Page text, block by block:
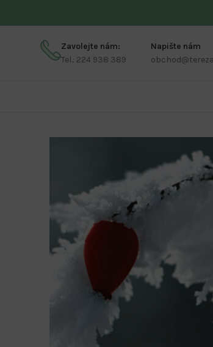
Zavolejte nám:
Tel.: 224 938 389
Napište nám